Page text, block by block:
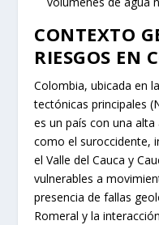
CONTEXTO
RIESGOS EN
Colombia, ubicada en
tectónicas principales
es un país con una
como el suroccidente,
el Valle del Cauca y
vulnerables a
presencia de fallas
Romeral y la